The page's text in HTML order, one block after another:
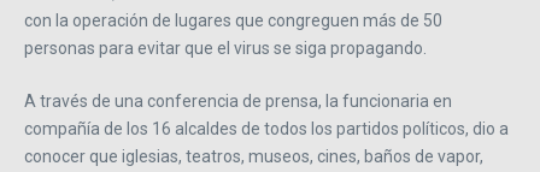
con la operación de lugares que congreguen más de 50
personas para evitar que el virus se siga propagando.
A través de una conferencia de prensa, la funcionaria en
compañía de los 16 alcaldes de todos los partidos políticos, dio a
conocer que iglesias, teatros, museos, cines, baños de vapor,